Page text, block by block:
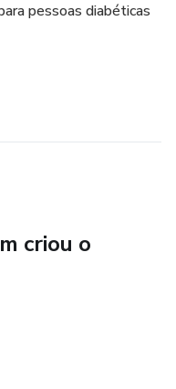
pessoas diabéticas
criou o